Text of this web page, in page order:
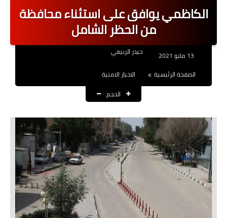
اخبار القطاع العام
اخبار القطاع الخاص
العقود والاجور اليومية
الرواتب
القروض والسلف
المنح المالية
قطع الاراضي
الكاظمي يوافق على استثناء محافظة
من الحظر الشامل
حيدر الربيعي
الصفحة الرئيسية
الاخبار الامنية
الحجم